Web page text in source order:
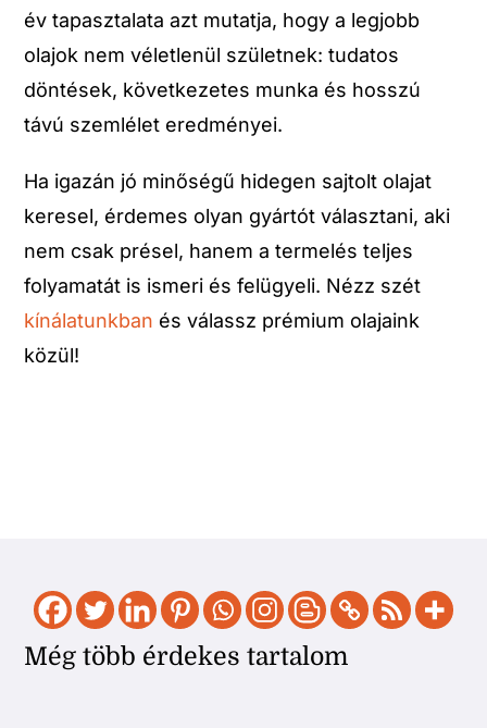
év tapasztalata azt mutatja, hogy a legjobb
olajok nem véletlenül születnek: tudatos
döntések, következetes munka és hosszú
távú szemlélet eredményei.
Ha igazán jó minőségű hidegen sajtolt olajat
keresel, érdemes olyan gyártót választani, aki
nem csak présel, hanem a termelés teljes
folyamatát is ismeri és felügyeli. Nézz szét
kínálatunkban és válassz prémium olajaink
közül!
Még több érdekes tartalom